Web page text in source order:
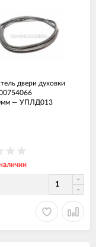
двери духовки
— УПЛД013